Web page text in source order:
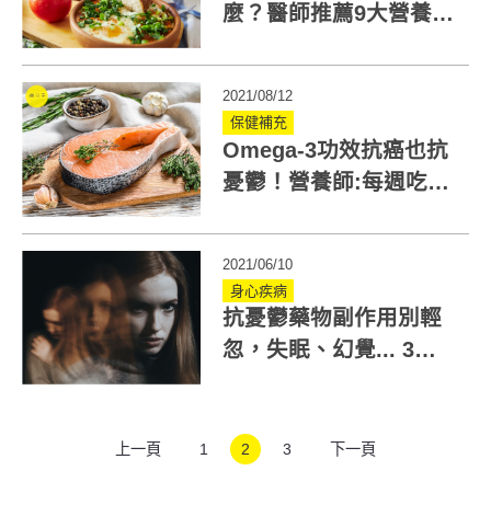
麼？醫師推薦9大營養，
2021/08/12
保健補充
Omega-3功效抗癌也抗
憂鬱！營養師:每週吃3
2021/06/10
身心疾病
抗憂鬱藥物副作用別輕
忽，失眠、幻覺... 3種
上一頁 1 2 3 下一頁